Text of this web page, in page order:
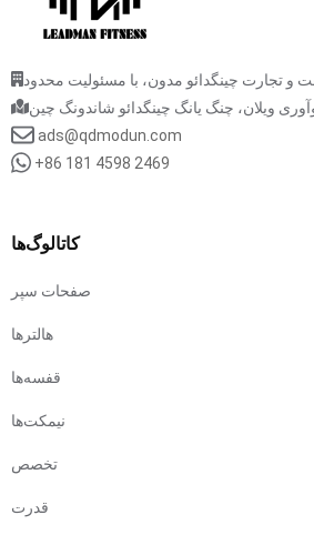
تجارت چینگدائو مدون، با مسئولیت محدود
ads@qdmodun.com
+86 181 4598 2469
کاتالوگ‌ها
صفحات سپر
هالترها
قفسه‌ها
نیمکت‌ها
تخصص
قدرت